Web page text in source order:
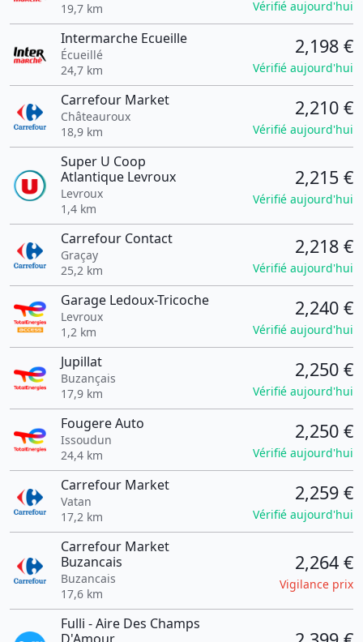
19,7 km
Vérifié aujourd'hui
Intermarche Ecueille
Écueillé
24,7 km
2,198 €
Vérifié aujourd'hui
Carrefour Market
Châteauroux
18,9 km
2,210 €
Vérifié aujourd'hui
Super U Coop
Atlantique Levroux
Levroux
1,4 km
2,215 €
Vérifié aujourd'hui
Carrefour Contact
Graçay
25,2 km
2,218 €
Vérifié aujourd'hui
Garage Ledoux-Tricoche
Levroux
1,2 km
2,240 €
Vérifié aujourd'hui
Jupillat
Buzançais
17,9 km
2,250 €
Vérifié aujourd'hui
Fougere Auto
Issoudun
24,4 km
2,250 €
Vérifié aujourd'hui
Carrefour Market
Vatan
17,2 km
2,259 €
Vérifié aujourd'hui
Carrefour Market
Buzancais
Buzancais
17,6 km
2,264 €
Vigilance prix
Fulli - Aire Des Champs